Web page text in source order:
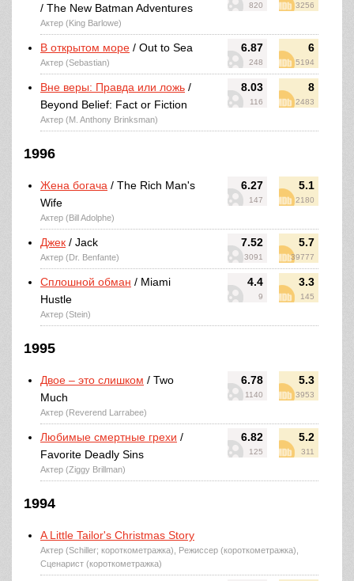
820 3256
/ The New Batman Adventures
Актер (King Barlowe)
6.87
248
6
5194
В открытом море / Out to Sea
Актер (Sebastian)
8.03
116
8
2483
Вне веры: Правда или ложь /
Beyond Belief: Fact or Fiction
Актер (M. Anthony Brinksman)
1996
6.27
147
5.1
2180
Жена богача / The Rich Man's
Wife
Актер (Bill Adolphe)
7.52
3091
5.7
39777
Джек / Jack
Актер (Dr. Benfante)
4.4
9
3.3
145
Сплошной обман / Miami
Hustle
Актер (Stein)
1995
6.78
1140
5.3
3953
Двое – это слишком / Two
Much
Актер (Reverend Larrabee)
6.82
125
5.2
311
Любимые смертные грехи /
Favorite Deadly Sins
Актер (Ziggy Brillman)
1994
A Little Tailor's Christmas Story
Актер (Schiller; короткометражка), Режиссер (короткометражка),
Сценарист (короткометражка)